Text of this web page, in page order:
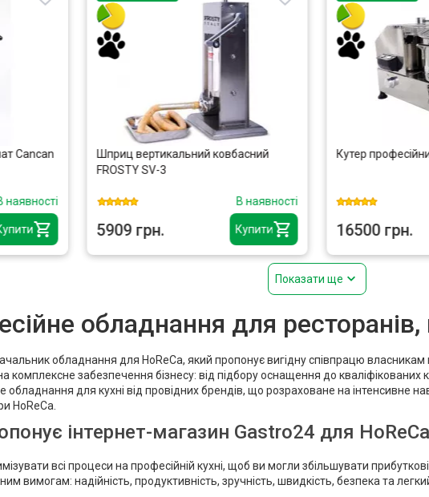
Cancan
наявності
Купити
Шприц вертикальний ковбасний
FROSTY SV-3
В наявності
5909 грн.
Кутер
16500 грн.
Показати ще
обладнання для ресторанів,
обладнання для HoReCa, який пропонує вигідну співпрацю власникам
комплексне забезпечення бізнесу: від підбору оснащення до кваліфікованих
для кухні від провідних брендів, що розраховане на інтенсивне
HoReCa.
інтернет-магазин Gastro24 для
всі процеси на професійній кухні, щоб ви могли збільшувати
вимогам: надійність, продуктивність, зручність, швидкість, безпека та